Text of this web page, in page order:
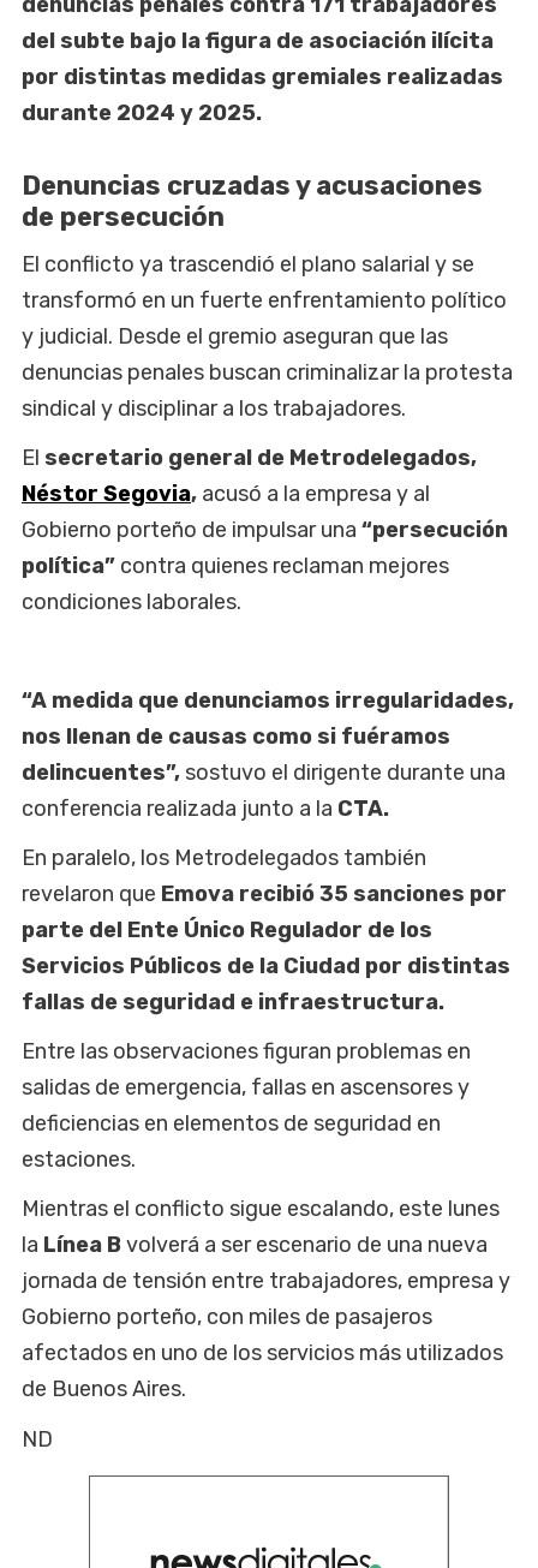
del subte bajo la figura de asociación ilícita
por distintas medidas gremiales realizadas
durante 2024 y 2025.
Denuncias cruzadas y acusaciones
de persecución
El conflicto ya trascendió el plano salarial y se
transformó en un fuerte enfrentamiento político
y judicial. Desde el gremio aseguran que las
denuncias penales buscan criminalizar la protesta
sindical y disciplinar a los trabajadores.
El secretario general de Metrodelegados,
Néstor Segovia, acusó a la empresa y al
Gobierno porteño de impulsar una “persecución
política” contra quienes reclaman mejores
condiciones laborales.
“A medida que denunciamos irregularidades,
nos llenan de causas como si fuéramos
delincuentes”, sostuvo el dirigente durante una
conferencia realizada junto a la CTA.
En paralelo, los Metrodelegados también
revelaron que Emova recibió 35 sanciones por
parte del Ente Único Regulador de los
Servicios Públicos de la Ciudad por distintas
fallas de seguridad e infraestructura.
Entre las observaciones figuran problemas en
salidas de emergencia, fallas en ascensores y
deficiencias en elementos de seguridad en
estaciones.
Mientras el conflicto sigue escalando, este lunes
la Línea B volverá a ser escenario de una nueva
jornada de tensión entre trabajadores, empresa y
Gobierno porteño, con miles de pasajeros
afectados en uno de los servicios más utilizados
de Buenos Aires.
ND